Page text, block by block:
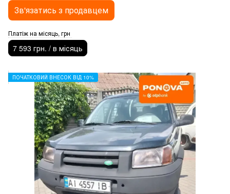
Зв'язатись з продавцем
Платіж на місяць, грн
7 593 грн. / в місяць
ПОЧАТКОВИЙ ВНЕСОК ВІД 10%